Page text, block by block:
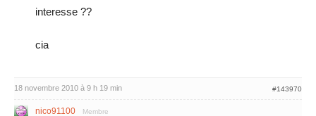
interesse ??
cia
18 novembre 2010 à 9 h 19 min #143970
nico91100 Membre